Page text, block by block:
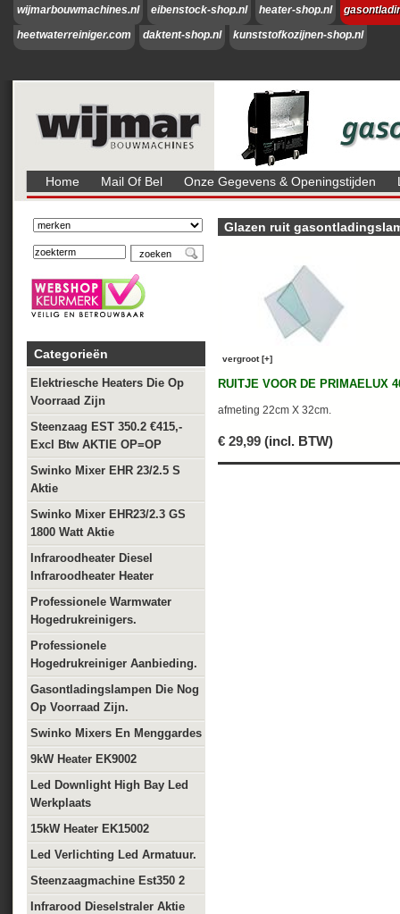
wijmarbouwmachines.nl eibenstock-shop.nl heater-shop.nl
heetwaterreiniger.com
daktent-shop.nl kunststofkozijnen-shop.nl
Home Mail Of Bel Onze Gegevens & Openingstijden
Categorieën
Elektriesche Heaters Die Op
Voorraad Zijn
Steenzaag EST 350.2 €415,-
Excl Btw AKTIE OP=OP
Swinko Mixer EHR 23/2.5 S
Aktie
Swinko Mixer EHR23/2.3 GS
1800 Watt Aktie
Infraroodheater Diesel
Infraroodheater Heater
Professionele Warmwater
Hogedrukreinigers.
Professionele
Hogedrukreiniger Aanbieding.
Gasontladingslampen Die Nog
Op Voorraad Zijn.
Swinko Mixers En Menggardes
9kW Heater EK9002
Led Downlight High Bay Led
Werkplaats
15kW Heater EK15002
Led Verlichting Led Armatuur.
Steenzaagmachine Est350 2
Infrarood Dieselstraler Aktie
Glazen ruit
vergroot [+]
RUITJE VOOR DE PRIMAELUX
afmeting 22cm X 32cm.
€ 29,99 (incl. BTW)